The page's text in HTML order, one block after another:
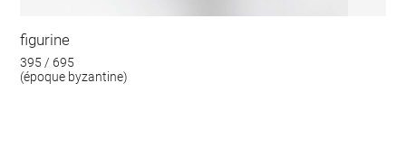
figurine
395 / 695
(époque byzantine)